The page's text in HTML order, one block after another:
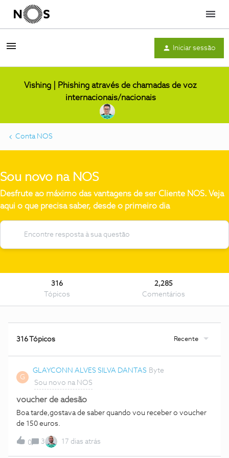
Menu
Iniciar sessão
Vishing | Phishing através de chamadas de voz
internacionais/nacionais
Conta NOS
Sou novo na NOS
Desfrute ao máximo das vantagens de ser Cliente NOS. Veja
aqui o que precisa saber, desde o primeiro dia
316
Tópicos
2,285
Comentários
316 Tópicos Recente
G
GLAYCONN ALVES SILVA DANTAS Byte
Sou novo na NOS
voucher de adesão
Boa tarde,gostava de saber quando vou receber o voucher
de 150 euros.
0 3 17 dias atrás